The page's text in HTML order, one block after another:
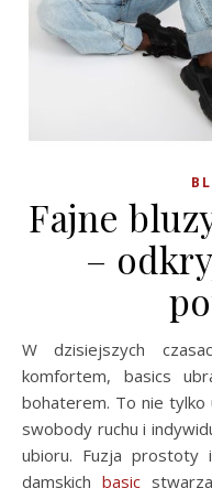
Fajne
–
W dzisiejszych czasach, gdzie styl spotyka się z
komfortem, basics
bohaterem. To nie tylko
swobody ruchu i
ubioru. Fuzja prostoty
damskichbasic